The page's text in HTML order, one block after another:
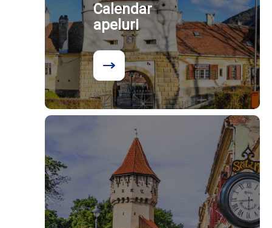
Calendar
apeluri